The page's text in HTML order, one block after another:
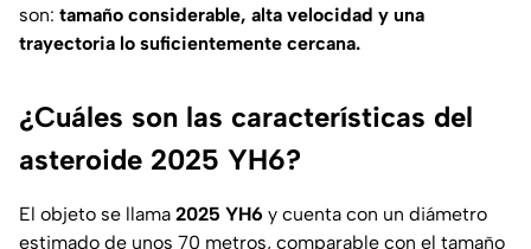
son: tamaño considerable, alta velocidad y una
trayectoria lo suficientemente cercana.
¿Cuáles son las características del
asteroide 2025 YH6?
El objeto se llama 2025 YH6 y cuenta con un diámetro
estimado de unos 70 metros, comparable con el tamaño